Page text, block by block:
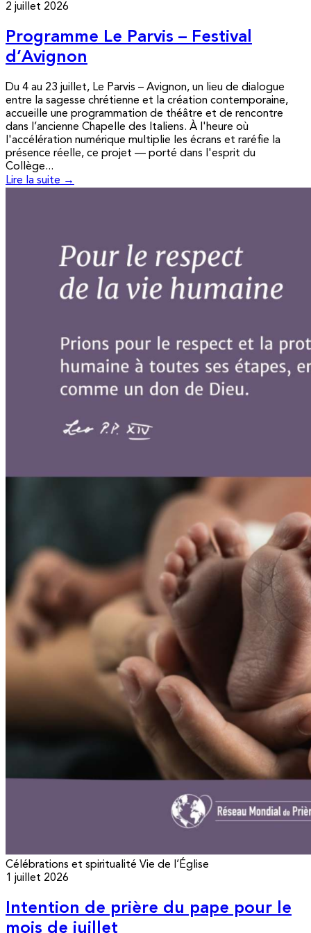
2 juillet 2026
Programme Le Parvis – Festival
d’Avignon
Du 4 au 23 juillet, Le Parvis – Avignon, un lieu de dialogue
entre la sagesse chrétienne et la création contemporaine,
accueille une programmation de théâtre et de rencontre
dans l’ancienne Chapelle des Italiens. À l'heure où
l'accélération numérique multiplie les écrans et raréfie la
présence réelle, ce projet — porté dans l'esprit du
Collège...
Lire la suite →
Célébrations et spiritualité Vie de l’Église
1 juillet 2026
Intention de prière du pape pour le
mois de juillet